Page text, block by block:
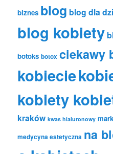
biznes blog blog dla
blog kobiety
botoks botox ciekawy
kobiecie
kobiety
kraków kwas hialuronowy
medycyna estetyczna na